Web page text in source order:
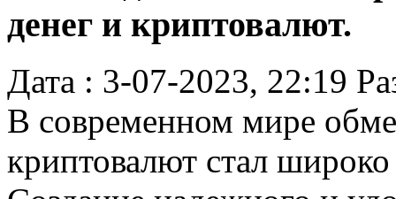
денег и криптовалют.
Дата : 3-07-2023, 22:19
В современном мире
криптовалют стал